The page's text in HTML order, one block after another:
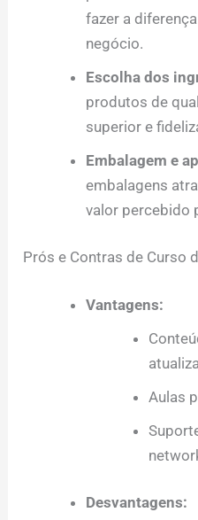
fazer a
negócio.
Escolha dos
produtos de
superior e
Embalagem e
embalagens
valor percebido
Prós e Contras de Curso
Vantagens:
Aulas
Desvantagens: